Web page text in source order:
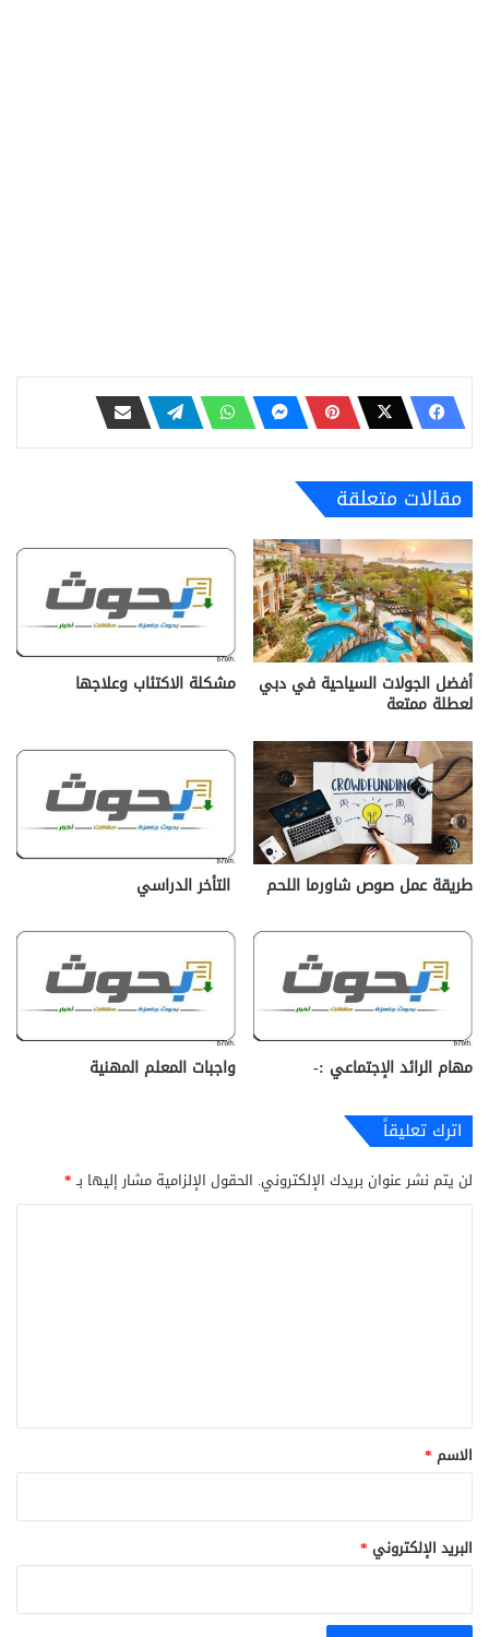
مقالات متعلقة
أفضل الجولات السياحية في دبي
لعطلة ممتعة
مشكلة الاكتئاب وعلاجها
طريقة عمل صوص شاورما اللحم التأخر الدراسي
مهام الرائد الإجتماعي :- واجبات المعلم المهنية
اترك تعليقاً
لن يتم نشر عنوان بريدك الإلكتروني. الحقول الإلزامية مشار إليها بـ*
*
الاسم *
البريد الإلكتروني *